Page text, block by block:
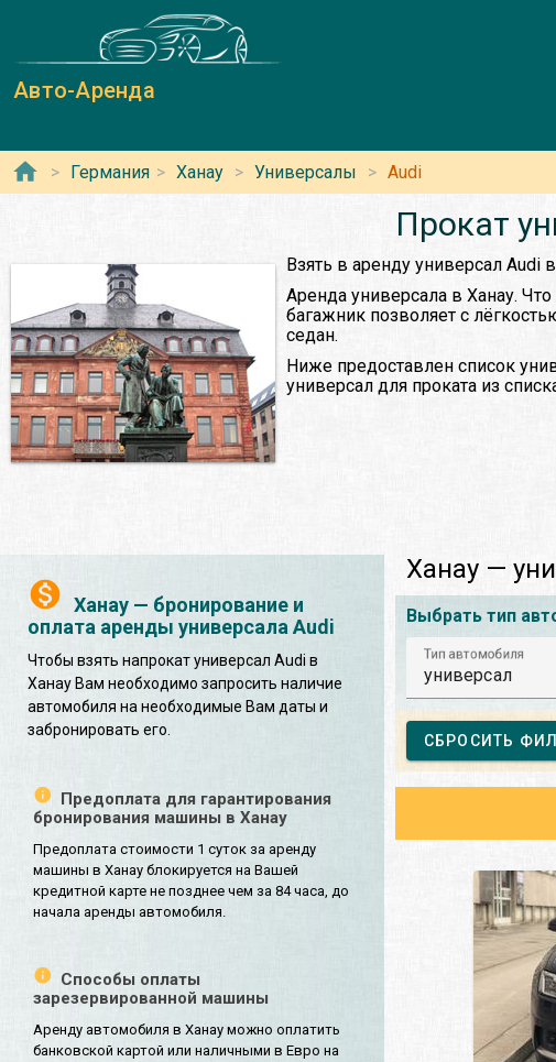
Авто-Аренда
Германия Ханау Универсалы Audi
Прокат
Взять в аренду универсал Audi
Аренда универсала в Ханау.
багажник позволяет с
седан.
Ниже предоставлен список
универсал для проката из
Ханау — бронирование и
оплата аренды универсала Audi
Чтобы взять напрокат универсал Audi в
Ханау Вам необходимо запросить наличие
автомобиля на необходимые Вам даты и
забронировать его.
Предоплата для гарантирования
бронирования машины в Ханау
Предоплата стоимости 1 суток за аренду
машины в Ханау блокируется на Вашей
кредитной карте не позднее чем за 84 часа, до
начала аренды автомобиля.
Способы оплаты
зарезервированной машины
Аренду автомобиля в Ханау можно оплатить
банковской картой или наличными в Евро на
Ханау —
Выбрать тип
Тип автомобиля
универсал
СБРОСИТЬ